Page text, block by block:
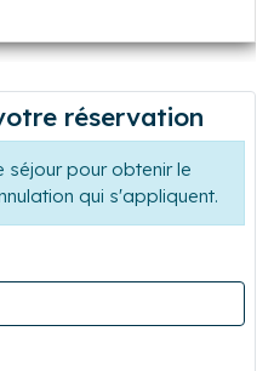
réservation
séjour pour obtenir le
qui s'appliquent.